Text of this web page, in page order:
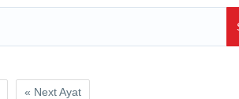
« Next Ayat